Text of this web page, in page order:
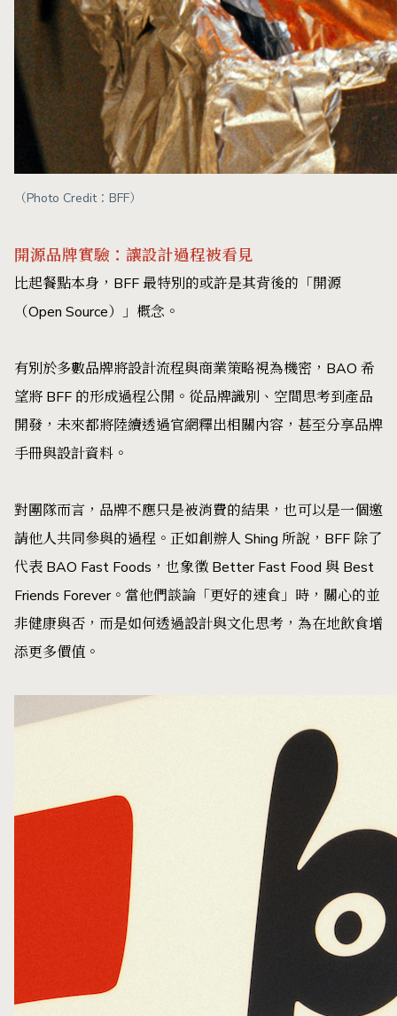
（Photo Credit：BFF）
開源品牌實驗：讓設計過程被看見
比起餐點本身，BFF 最特別的或許是其背後的「開源
（Open Source）」概念。
有別於多數品牌將設計流程與商業策略視為機密，BAO 希
望將 BFF 的形成過程公開。從品牌識別、空間思考到產品
開發，未來都將陸續透過官網釋出相關內容，甚至分享品牌
手冊與設計資料。
對團隊而言，品牌不應只是被消費的結果，也可以是一個邀
請他人共同參與的過程。正如創辦人 Shing 所說，BFF 除了
代表 BAO Fast Foods，也象徵 Better Fast Food 與 Best
Friends Forever。當他們談論「更好的速食」時，關心的並
非健康與否，而是如何透過設計與文化思考，為在地飲食增
添更多價值。